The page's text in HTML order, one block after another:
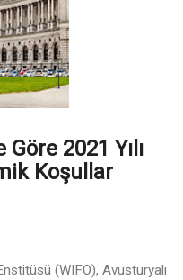
2021 Yılı
Koşullar
(WIFO), Avusturyalı